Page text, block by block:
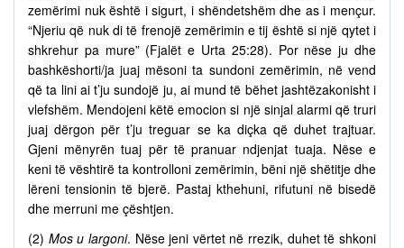
zemërimi nuk është i sigurt, i shëndetshëm dhe as i mençur.
“Njeriu që nuk di të frenojë zemërimin e tij është si një qytet i
shkrehur pa mure” (Fjalët e Urta 25:28). Por nëse ju dhe
bashkëshorti/ja juaj mësoni ta sundoni zemërimin, në vend
që ta lini ai t’ju sundojë ju, ai mund të bëhet jashtëzakonisht i
vlefshëm. Mendojeni këtë emocion si një sinjal alarmi që truri
juaj dërgon për t’ju treguar se ka diçka që duhet trajtuar.
Gjeni mënyrën tuaj për të pranuar ndjenjat tuaja. Nëse e
keni të vështirë ta kontrolloni zemërimin, bëni një shëtitje dhe
lëreni tensionin të bjerë. Pastaj kthehuni, rifutuni në bisedë
dhe merruni me çështjen.
(2) Mos u largoni. Nëse jeni vërtet në rrezik, duhet të shkoni